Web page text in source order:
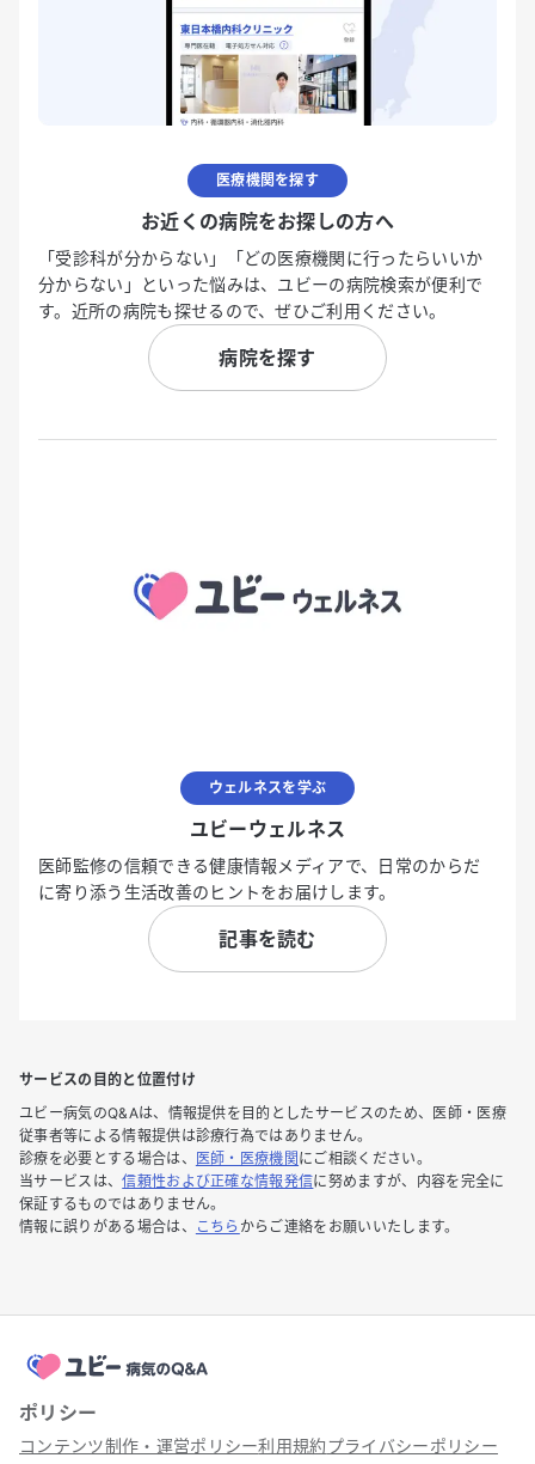
医療機関を探す
お近くの病院をお探しの方へ
「受診科が分からない」「どの医療機関に行ったらいいか
分からない」といった悩みは、ユビーの病院検索が便利で
す。近所の病院も探せるので、ぜひご利用ください。
病院を探す
ウェルネスを学ぶ
ユビーウェルネス
医師監修の信頼できる健康情報メディアで、日常のからだ
に寄り添う生活改善のヒントをお届けします。
記事を読む
サービスの目的と位置付け
ユビー病気のQ&Aは、情報提供を目的としたサービスのため、医師・医療
従事者等による情報提供は診療行為ではありません。
診療を必要とする場合は、
医師・医療機関 にご相談ください。
当サービスは、信頼性および正確な情報発信に努めますが、内容を完全に
保証するものではありません。
情報に誤りがある場合は、
こちら からご連絡をお願いいたします。
ポリシー
コンテンツ制作・運営ポリシー利用規約プライバシーポリシー